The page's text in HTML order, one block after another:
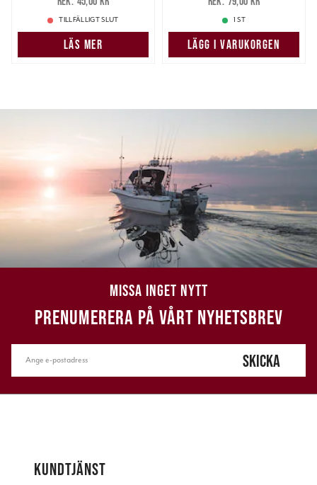
45,00 kr
TILLFÄLLIGT SLUT
LÄS MER
79,00 kr
1 ST
LÄGG I VARUKORGEN
MISSA INGET NYTT
PRENUMERERA PÅ VÅRT NYHETSBREV
SKICKA
KUNDTJÄNST